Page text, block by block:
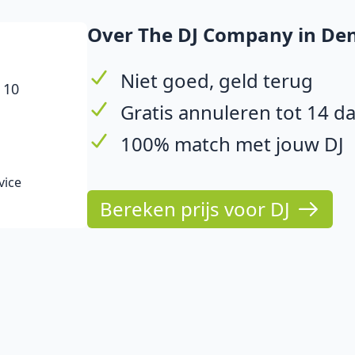
Over The DJ Company in
Niet goed, geld terug
Gratis annuleren tot 14
100% match met jouw DJ
Bereken prijs voor DJ